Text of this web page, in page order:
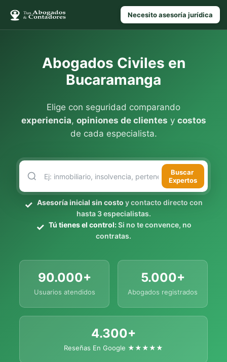
Necesito asesoría jurídica
Abogados Civiles en
Bucaramanga
Elige con seguridad comparando
experiencia, opiniones de clientes y costos
de cada especialista.
Buscar
Expertos
Asesoría inicial sin costo y contacto directo con
hasta 3 especialistas.
Tú tienes el control:Si no te convence, no
contratas.
90.000+
Usuarios atendidos
5.000+
Abogados registrados
4.300+
Reseñas En Google ★★★★★